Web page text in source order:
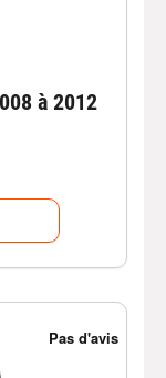
à 2012